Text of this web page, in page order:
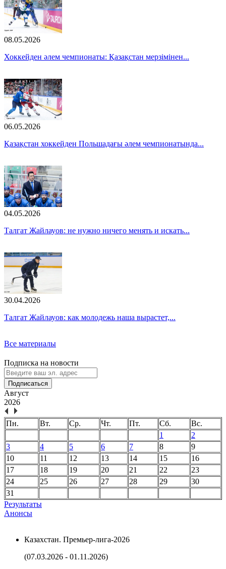
08.05.2026
Хоккейден әлем чемпионаты: Қазақстан мерзімінен...
06.05.2026
Қазақстан хоккейден Польшадағы әлем чемпионатында...
04.05.2026
Талгат Жайлауов: не нужно ничего менять и искать...
30.04.2026
Талгат Жайлауов: как молодежь наша вырастет,...
Все материалы
Подписка на новости
Подписаться
Август
2026
Пн. Вт. Ср. Чт. Пт. Сб.
Вс.
1
2
3
4 5 6 7 8
9
10
11 12 13 14 15
16
17
18 19 20 21 22
23
24
25 26 27 28 29
30
31
Результаты
Анонсы
Казахстан. Премьер-лига-2026
(07.03.2026 - 01.11.2026)